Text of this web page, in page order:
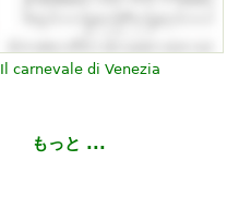
Il carnevale di Venezia
もっと ...